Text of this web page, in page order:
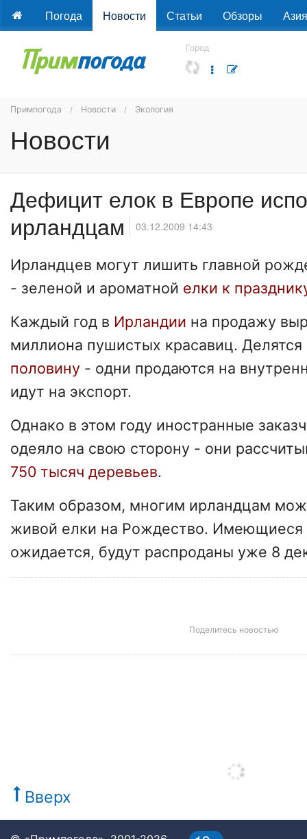
Погода Новости Статьи Обзоры Азия
Город
Примпогода Новости Экология
Новости
Дефицит елок в Европе
ирландцам
03.12.2009 14:43
Ирландцев могут лишить главной
- зеленой и ароматной елки к
Каждый год в Ирландии на продажу
миллиона пушистых красавиц.
половину - одни продаются на
идут на экспорт.
Однако в этом году иностранные
одеяло на свою сторону - они
750 тысяч деревьев.
Таким образом, многим ирландцам
живой елки на Рождество. Имеющиеся
ожидается, будут распроданы уже 8
Поделитесь новостью
Вверх